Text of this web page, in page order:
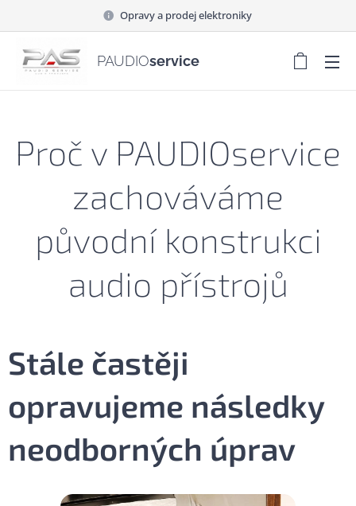
Opravy a prodej elektroniky
PAUDIOservice
Proč v PAUDIOservice
zachováváme
původní konstrukci
audio přístrojů
Stále častěji
opravujeme následky
neodborných úprav